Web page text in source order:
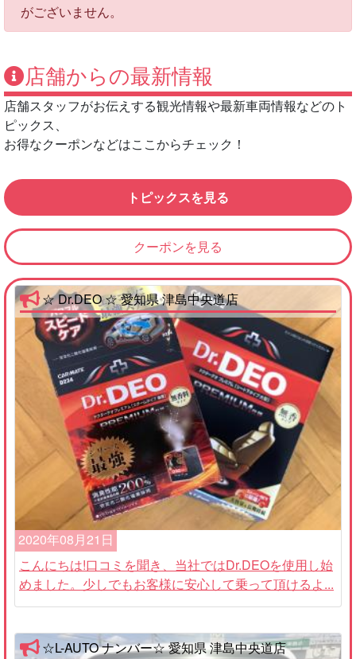
がございません。
店舗からの最新情報
店舗スタッフがお伝えする観光情報や最新車両情報などのト
ピックス、
お得なクーポンなどはここからチェック！
トピックスを見る
クーポンを見る
☆ Dr.DEO ☆ 愛知県 津島中央道店
2020年08月21日
こんにちは!口コミを聞き、当社ではDr.DEOを使用し始
めました。少しでもお客様に安心して乗って頂けるよ...
☆L-AUTO ナンバー☆ 愛知県 津島中央道店